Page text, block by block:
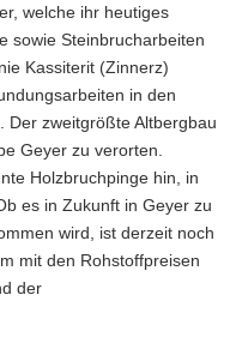
welche ihr heutiges
sowie Steinbrucharbeiten
Kassiterit (Zinnerz)
in den
Der zweitgrößte Altbergbau
Geyer zu verorten.
Holzbruchpinge hin, in
es in Zukunft in Geyer zu
wird, ist derzeit noch
mit den Rohstoffpreisen
der